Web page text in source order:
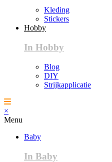
Kleding
Stickers
Hobby
In Hobby
Blog
DIY
Strijkapplicatie
×
Menu
Baby
In Baby